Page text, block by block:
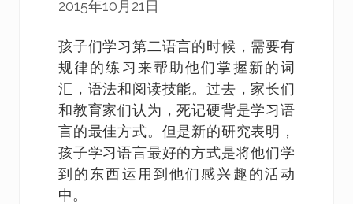
2015年10月21日
孩子们学习第二语言的时候，需要有
规律的练习来帮助他们掌握新的词
汇，语法和阅读技能。过去，家长们
和教育家们认为，死记硬背是学习语
言的最佳方式。但是新的研究表明，
孩子学习语言最好的方式是将他们学
到的东西运用到他们感兴趣的活动
中。